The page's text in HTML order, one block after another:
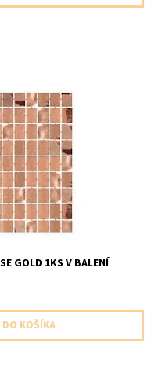
ruzovozlaty 1ks v baleni
GOLD 1KS V BALENÍ